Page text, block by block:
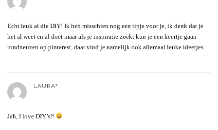
Echt leuk al die DIY! Ik heb misschien nog een tipje voor je, ik denk dat je
het al weet en al doet maar als je inspiratie zoekt kun je een keertje gaan
rondneuzen op pinterest, daar vind je namelijk ook allemaal leuke ideetjes.
LAURA*
Jah, I love DIY’s!!